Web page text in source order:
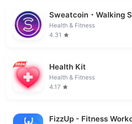
Sweatcoin・Walking
Health & Fitness
4.31
Health Kit
Health & Fitness
4.17
FizzUp - Fitness